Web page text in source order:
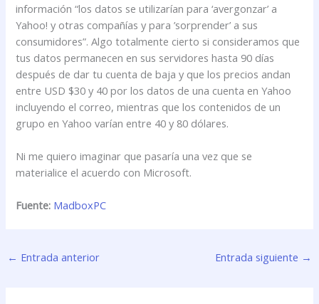
información “los datos se utilizarían para ‘avergonzar’ a
Yahoo! y otras compañías y para ’sorprender’ a sus
consumidores”. Algo totalmente cierto si consideramos que
tus datos permanecen en sus servidores hasta 90 días
después de dar tu cuenta de baja y que los precios andan
entre USD $30 y 40 por los datos de una cuenta en Yahoo
incluyendo el correo, mientras que los contenidos de un
grupo en Yahoo varían entre 40 y 80 dólares.
Ni me quiero imaginar que pasaría una vez que se
materialice el acuerdo con Microsoft.
Fuente: MadboxPC
← Entrada anterior Entrada siguiente →